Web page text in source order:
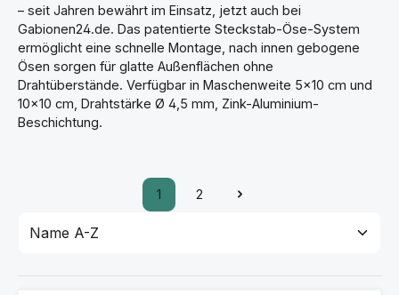
– seit Jahren bewährt im Einsatz, jetzt auch bei
Gabionen24.de. Das patentierte Steckstab-Öse-System
ermöglicht eine schnelle Montage, nach innen gebogene
Ösen sorgen für glatte Außenflächen ohne
Drahtüberstände. Verfügbar in Maschenweite 5×10 cm und
10×10 cm, Drahtstärke Ø 4,5 mm, Zink-Aluminium-
Beschichtung.
Seite
1
Seite
2